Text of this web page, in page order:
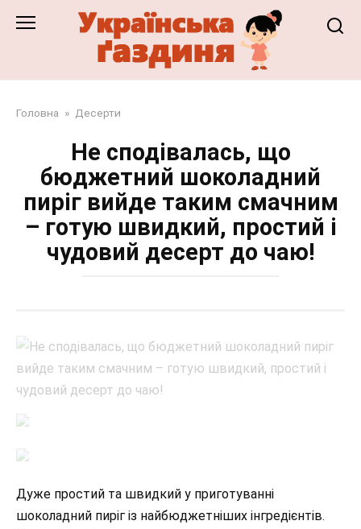
Головна » Десерти
Не сподівалась, що
бюджетний шоколадний
пиріг вийде таким смачним
– готую швидкий, простий і
чудовий десерт до чаю!
Дуже простий та швидкий у приготуванні
шоколадний пиріг із найбюджетніших інгредієнтів.